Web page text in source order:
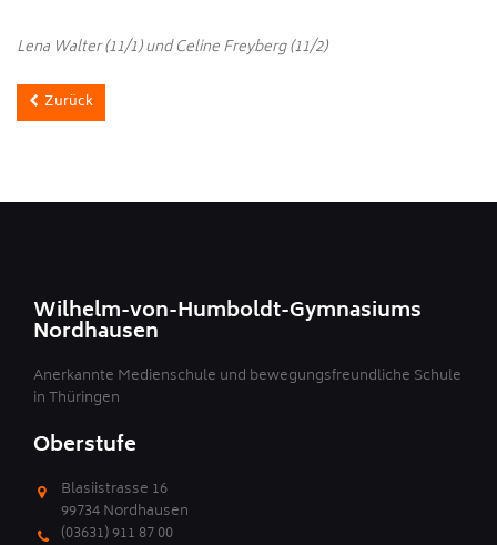
Lena Walter (11/1) und Celine Freyberg (11/2)
Zurück
Wilhelm-von-Humboldt-Gymnasiums
Nordhausen
Anerkannte Medienschule und bewegungsfreundliche Schule
in Thüringen
Oberstufe
Blasiistrasse 16
99734 Nordhausen
(03631) 911 87 00